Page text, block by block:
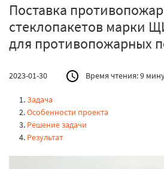
Поставка
стеклопакетов марки
для противопожарных
2023-01-30 Время чтения:9
Задача
Особенности проекта
Решение задачи
Результат